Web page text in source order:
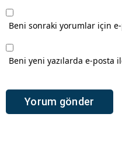
Beni sonraki yorumlar için
Beni yeni yazılarda e-posta